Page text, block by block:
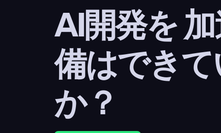
AI開発を
備はでき
か？